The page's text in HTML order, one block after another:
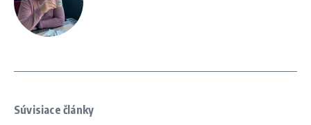
Súvisiace články